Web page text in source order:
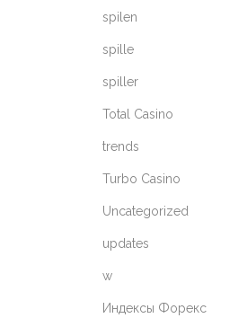
spilen
spille
spiller
Total Casino
trends
Turbo Casino
Uncategorized
updates
w
Индексы Форекс